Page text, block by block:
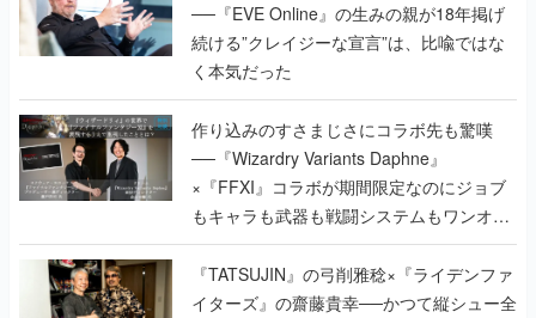
──『EVE Online』の生みの親が18年掲げ
続ける”クレイジーな宣言”は、比喩ではな
く本気だった
作り込みのすさまじさにコラボ先も驚嘆
──『Wizardry Variants Daphne』
×『FFXI』コラボが期間限定なのにジョブ
もキャラも武器も戦闘システムもワンオフ
で作り込まれた理由を両ディレクターに聞
く
『TATSUJIN』の弓削雅稔×『ライデンファ
イターズ』の齋藤貴幸──かつて縦シュー全